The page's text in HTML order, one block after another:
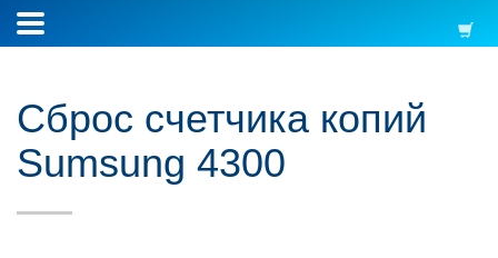
Сброс счетчика копий
Sumsung 4300